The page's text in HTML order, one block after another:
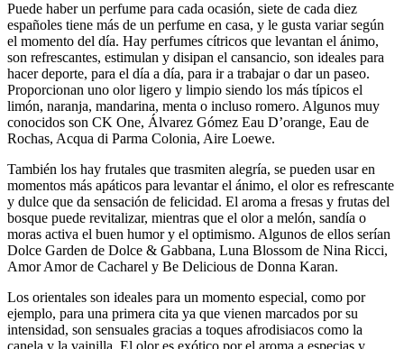
Puede haber un perfume para cada ocasión, siete de cada diez
españoles tiene más de un perfume en casa, y le gusta variar según
el momento del día. Hay perfumes cítricos que levantan el ánimo,
son refrescantes, estimulan y disipan el cansancio, son ideales para
hacer deporte, para el día a día, para ir a trabajar o dar un paseo.
Proporcionan uno olor ligero y limpio siendo los más típicos el
limón, naranja, mandarina, menta o incluso romero. Algunos muy
conocidos son CK One, Álvarez Gómez Eau D’orange, Eau de
Rochas, Acqua di Parma Colonia, Aire Loewe.
También los hay frutales que trasmiten alegría, se pueden usar en
momentos más apáticos para levantar el ánimo, el olor es refrescante
y dulce que da sensación de felicidad. El aroma a fresas y frutas del
bosque puede revitalizar, mientras que el olor a melón, sandía o
moras activa el buen humor y el optimismo. Algunos de ellos serían
Dolce Garden de Dolce & Gabbana, Luna Blossom de Nina Ricci,
Amor Amor de Cacharel y Be Delicious de Donna Karan.
Los orientales son ideales para un momento especial, como por
ejemplo, para una primera cita ya que vienen marcados por su
intensidad, son sensuales gracias a toques afrodisiacos como la
canela y la vainilla. El olor es exótico por el aroma a especias y